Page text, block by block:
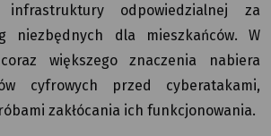
odpowiedzialnej za
niezbędnych dla mieszkańców. W
większego znaczenia nabiera
cyfrowych przed cyberatakami,
zakłócania ich funkcjonowania.